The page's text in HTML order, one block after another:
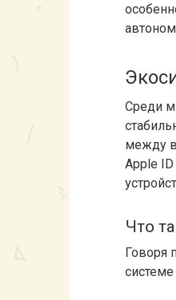
Среди
между
Apple ID
Что
Говоря